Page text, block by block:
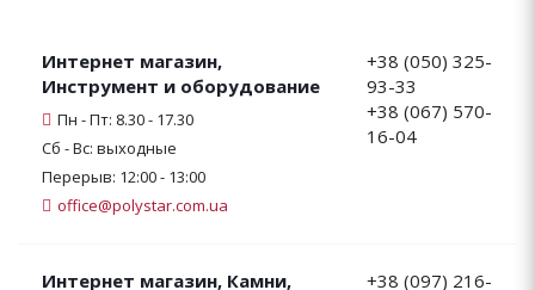
Интернет магазин,
Инструмент и оборудование
Пн - Пт: 8.30 - 17.30
Сб - Вс: выходные
Перерыв: 12:00 - 13:00
office@polystar.com.ua
+38 (050) 325-
93-33
+38 (067) 570-
16-04
Интернет магазин, Камни,
+38 (097) 216-